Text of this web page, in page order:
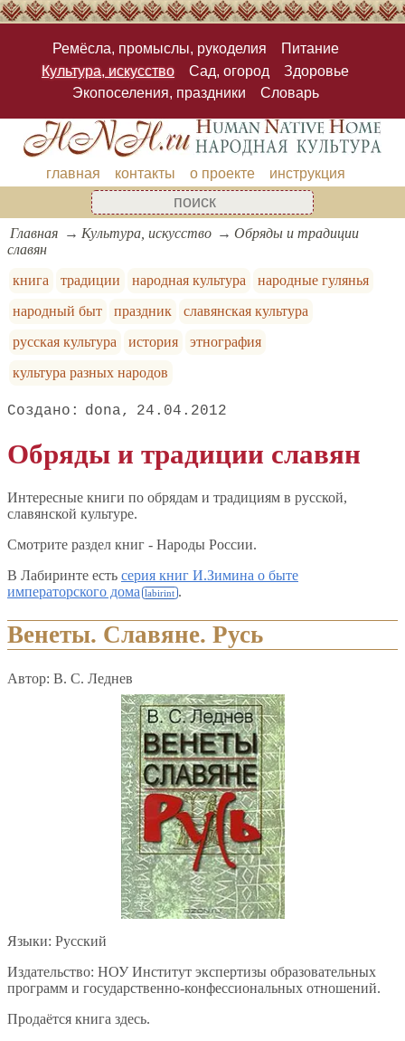
Ремёсла, промыслы, рукоделия
Питание
Культура, искусство
Сад, огород
Здоровье
Экопоселения, праздники
Словарь
главная контакты о проекте инструкция
Главная Культура, искусство
Обряды и традиции
славян
книга
традиции народная культура
народные гулянья
народный быт
праздник
славянская культура
русская культура
история
этнография
культура разных народов
dona 24.04.2012
Обряды и традиции славян
Интересные книги по обрядам и традициям в русской,
славянской культуре.
Смотрите раздел книг - Народы России.
В Лабиринте есть серия книг И.Зимина о быте
императорского дома
.
Венеты. Славяне. Русь
Автор: B. C. Леднев
Языки: Русский
Издательство: НОУ Институт экспертизы образовательных
программ и государственно-конфессиональных отношений.
Продаётся книга здесь.